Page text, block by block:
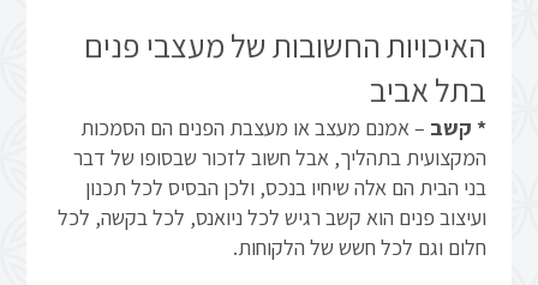
האיכויות החשובות של מעצבי פנים
בתל אביב
* קשב – אמנם מעצב או מעצבת הפנים הם הסמכות
המקצועית בתהליך, אבל חשוב לזכור שבסופו של דבר
בני הבית הם אלה שיחיו בנכס, ולכן הבסיס לכל תכנון
ועיצוב פנים הוא קשב רגיש לכל ניואנס, לכל בקשה, לכל
חלום וגם לכל חשש של הלקוחות.